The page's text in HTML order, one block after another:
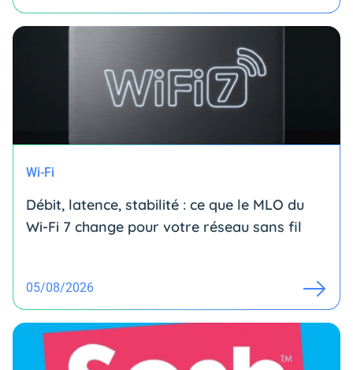
Wi-Fi
Débit, latence, stabilité : ce que le MLO du
Wi-Fi 7 change pour votre réseau sans fil
05/08/2026